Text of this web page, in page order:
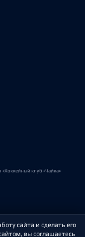
клуб «Чайка»
сайта и сделать его
вы соглашаетесь